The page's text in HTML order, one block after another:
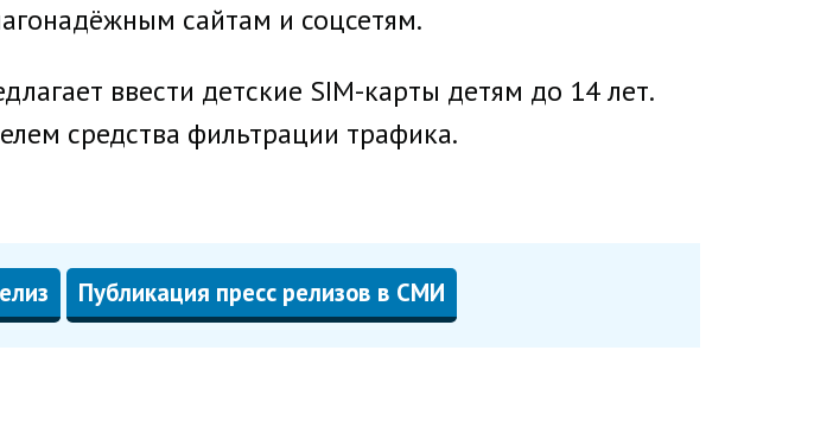
сайтам и соцсетям.
ввести детские SIM-карты детям до 14 лет.
средства фильтрации трафика.
Публикация пресс релизов в СМИ